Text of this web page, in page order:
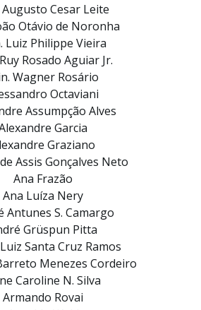
Cesar Leite
Otávio de Noronha
Luiz Philippe Vieira
Rosado Aguiar Jr.
Wagner Rosário
Octaviani
Assumpção Alves
Garcia
Graziano
Assis Gonçalves Neto
Ana Frazão
Ana Luíza Nery
Antunes S. Camargo
Grüspun Pitta
Santa Cruz Ramos
Menezes Cordeiro
Caroline N. Silva
Armando Rovai